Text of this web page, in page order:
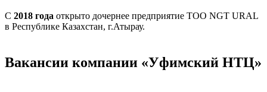
С 2018 года открыто дочернее предприятие ТОО NGT URAL
в Республике Казахстан, г.Атырау.
Вакансии компании «Уфимский НТЦ»